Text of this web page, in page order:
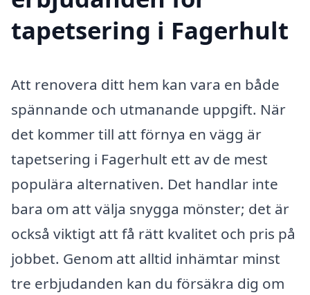
tapetsering i Fagerhult
Att renovera ditt hem kan vara en både
spännande och utmanande uppgift. När
det kommer till att förnya en vägg är
tapetsering i Fagerhult ett av de mest
populära alternativen. Det handlar inte
bara om att välja snygga mönster; det är
också viktigt att få rätt kvalitet och pris på
jobbet. Genom att alltid inhämtar minst
tre erbjudanden kan du försäkra dig om